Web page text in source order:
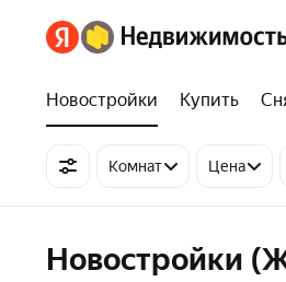
Новостройки Купить
Комнат Цена
Новостройки